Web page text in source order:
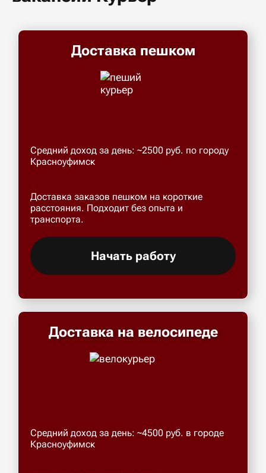
Доставка пешком
Средний доход за день: ~2500 руб. по городу
Красноуфимск
Доставка заказов пешком на короткие
расстояния. Подходит без опыта и
транспорта.
Начать работу
Доставка на велосипеде
Средний доход за день: ~4500 руб. в городе
Красноуфимск